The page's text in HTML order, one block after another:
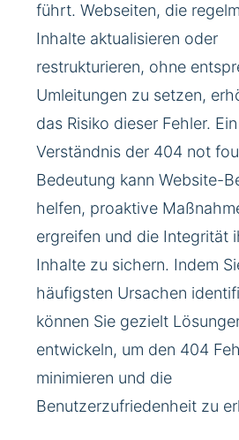
führt. Webseiten, die
Inhalte aktualisieren oder
restrukturieren, ohne
Umleitungen zu setzen,
das Risiko dieser Fehler.
Verständnis der 404 not
Bedeutung kann Website-
helfen, proaktive
ergreifen und die Integrität
Inhalte zu sichern. Indem
häufigsten Ursachen
können Sie gezielt
entwickeln, um den 404
minimieren und die
Benutzerzufriedenheit zu